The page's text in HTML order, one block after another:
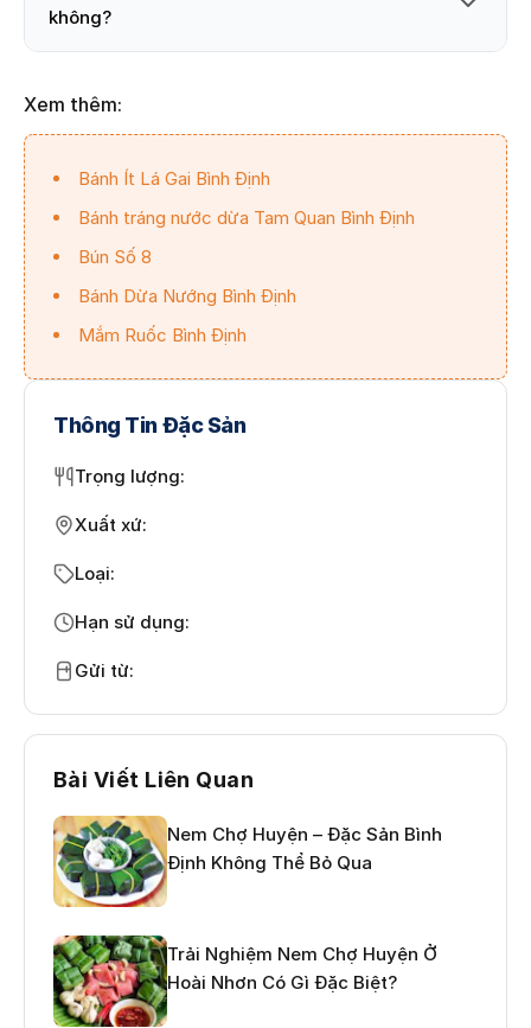
không?
Xem thêm:
Bánh Ít Lá Gai Bình Định
Bánh tráng nước dừa Tam Quan Bình Định
Bún Số 8
Bánh Dừa Nướng Bình Định
Mắm Ruốc Bình Định
Thông Tin Đặc Sản
Trọng lượng:
Xuất xứ:
Loại:
Hạn sử dụng:
Gửi từ:
Bài Viết Liên Quan
Nem Chợ Huyện – Đặc Sản Bình
Định Không Thể Bỏ Qua
Trải Nghiệm Nem Chợ Huyện Ở
Hoài Nhơn Có Gì Đặc Biệt?